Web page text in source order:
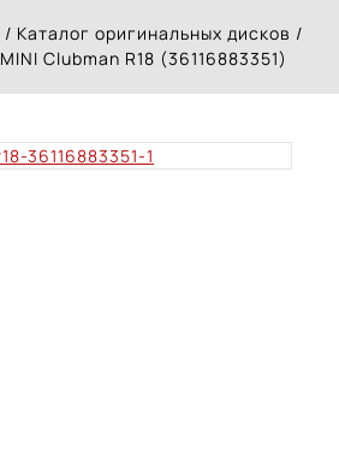
/ Каталог оригинальных дисков /
MINI Clubman R18 (36116883351)